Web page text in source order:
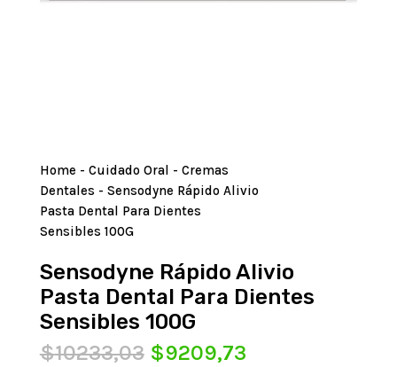
Home - Cuidado Oral - Cremas
Dentales - Sensodyne Rápido Alivio
Pasta Dental Para Dientes
Sensibles 100G
Sensodyne Rápido Alivio
Pasta Dental Para Dientes
Sensibles 100G
$10233,03 El
$9209,73El